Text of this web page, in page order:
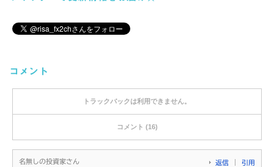
コメント
トラックバックは利用できません。
コメント (16)
名無しの投資家さん
返信 引用